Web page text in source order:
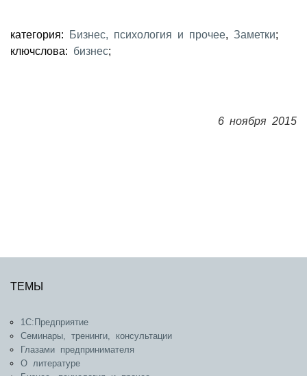
категория: Бизнес, психология и прочее, Заметки;
ключслова: бизнес;
6 ноября 2015
ТЕМЫ
1С:Предприятие
Семинары, тренинги, консультации
Глазами предпринимателя
О литературе